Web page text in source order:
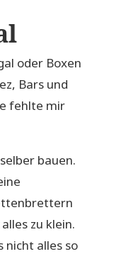
oder Boxen
Bars und
fehlte mir
bauen.
zu klein.
nicht alles so